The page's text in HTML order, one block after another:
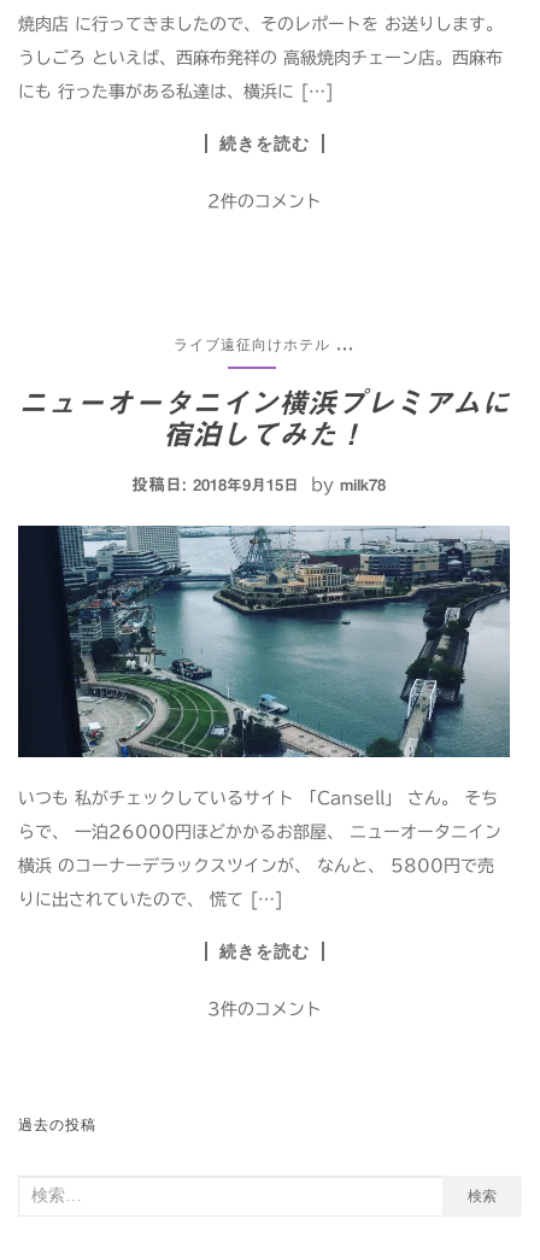
焼肉店 に行ってきましたので、そのレポートを お送りします。
うしごろ といえば、西麻布発祥の 高級焼肉チェーン店。西麻布
にも 行った事がある私達は、横浜に […]
続きを読む
2件のコメント
ライブ遠征向けホテル
ニューオータニイン横浜プレミアムに
宿泊してみた！
投稿日: 2018年9月15日 by milk78
いつも 私がチェックしているサイト 「Cansell」 さん。 そち
らで、 一泊26000円ほどかかるお部屋、 ニューオータニイン
横浜 のコーナーデラックスツインが、 なんと、 5800円で売
りに出されていたので、 慌て […]
続きを読む
3件のコメント
投
ナ
過去の投稿
検
検索